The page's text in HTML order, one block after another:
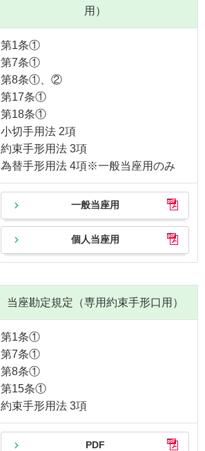
用）
第1条①
第7条①
第8条①、②
第17条①
第18条①
小切手用法 2項
約束手形用法 3項
為替手形用法 4項※一般当座用のみ
一般当座用
個人当座用
当座勘定規定（専用約束手形口用）
第1条①
第7条①
第8条①
第15条①
約束手形用法 3項
PDF